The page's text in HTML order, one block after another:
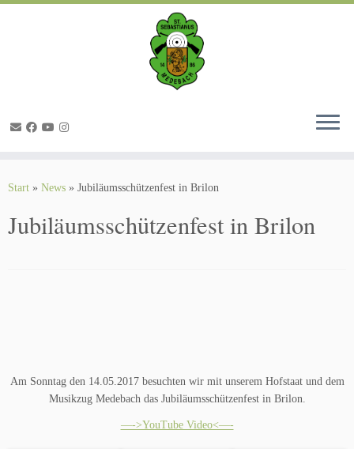
Zum
Start » News » Jubiläumsschützenfest in Brilon
Jubiläumsschützenfest in Brilon
Am Sonntag den 14.05.2017 besuchten wir mit unserem Hofstaat und dem
Musikzug Medebach das Jubiläumsschützenfest in Brilon.
—->YouTube Video<—-